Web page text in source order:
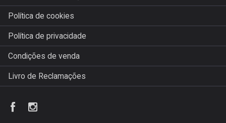
Política de cookies
Política de privacidade
Condições de venda
Livro de Reclamações